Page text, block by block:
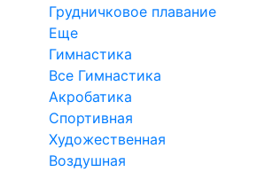
Грудничковое плавание
Еще
Гимнастика
Все Гимнастика
Акробатика
Спортивная
Художественная
Воздушная